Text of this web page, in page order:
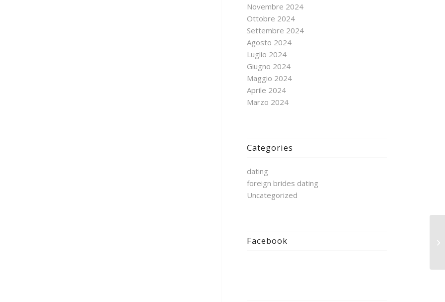
Novembre 2024
Ottobre 2024
Settembre 2024
Agosto 2024
Luglio 2024
Giugno 2024
Maggio 2024
Aprile 2024
Marzo 2024
Categories
dating
foreign brides dating
Uncategorized
Facebook